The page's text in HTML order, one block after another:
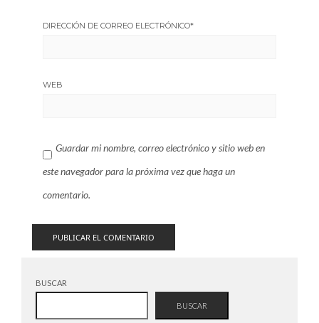
DIRECCIÓN DE CORREO ELECTRÓNICO*
WEB
Guardar mi nombre, correo electrónico y sitio web en
este navegador para la próxima vez que haga un
comentario.
BUSCAR
BUSCAR